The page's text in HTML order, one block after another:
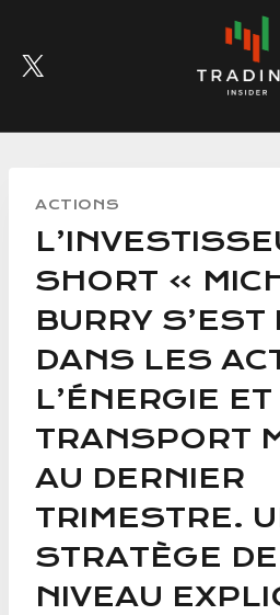
content
ACTIONS
SHORT »
BURRY S’EST
DANS LES
L’ÉNERGIE ET
TRANSPORT
AU DERNIER
TRIMESTRE.
STRATÈGE
NIVEAU